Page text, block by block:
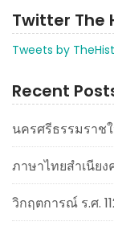
Twitter The
Tweets by
Recent
นครศรีธรรมราช
ภาษาไทยสำเนีย
วิกฤตการณ์ ร.ศ.